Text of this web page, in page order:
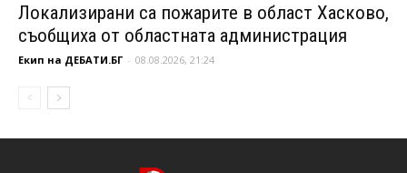
Локализирани са пожарите в област Хасково,
съобщиха от областната администрация
Екип на ДЕБАТИ.БГ - 08.08.2026, 21:24